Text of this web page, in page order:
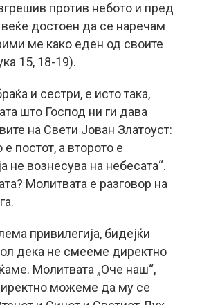
против небото и пред
достоен да се наречам
ме како еден од своите
15, 18-19).
и сестри, е исто така,
што Господ ни ги дава
на Свети Јован Златоуст:
постот, а второто е
не вознесува на небесата“.
Молитвата е разговор на
привилегија, бидејќи
дека не смееме директно
Молитвата „Оче наш“,
можеме да му се